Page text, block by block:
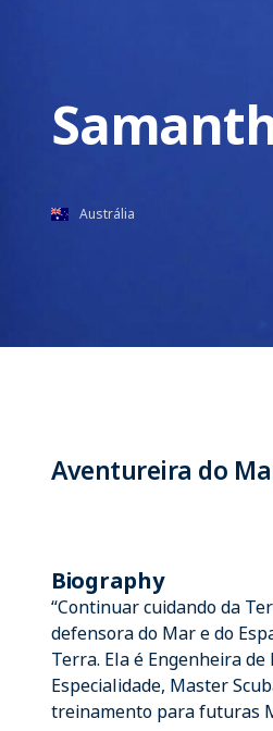
Austrália
Aventureira do
Biography
“Continuar cuidando da
defensora do Mar e do
Terra. Ela é Engenheira
Especialidade, Master
treinamento para futuras